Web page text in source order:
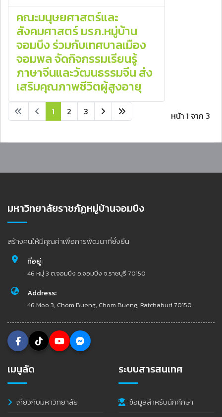
คณะมนุษยศาสตร์และ
สังคมศาสตร์ มรภ.หมู่บ้าน
จอมบึง ร่วมกับเทศบาลเมือง
จอมพล จัดกิจกรรมเรียนรู้
ภาษาจีนและวัฒนธรรมจีน ส่ง
เสริมคุณภาพชีวิตผู้สูงอายุ
หน้า 1 จาก 3
1 2 3
มหาวิทยาลัยราชภัฏหมู่บ้านจอมบึง
สร้างคนให้มีคุณค่าเพื่อการพัฒนาที่ยั่งยืน
ที่อยู่:
46 หมู่ 3 ต.จอมบึง อ.จอมบึง จ.ราชบุรี 70150
Address:
46 Moo 3, Chom Bueng, Chom Bueng, Ratchaburi 70150
เมนูลัด
เกี่ยวกับมหาวิทยาลัย
ระบบสารสนเทศ
ข้อมูลสำหรับนักศึกษา